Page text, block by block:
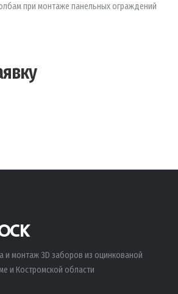
при монтаже панельных ограждений
монтаж 3D заборов из оцинкованой
и Костромской области